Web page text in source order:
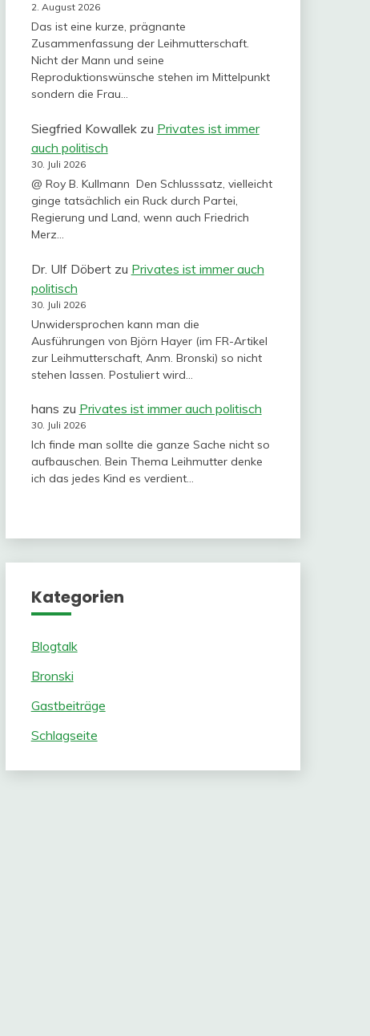
2. August 2026
Das ist eine kurze, prägnante
Zusammenfassung der Leihmutterschaft.
Nicht der Mann und seine
Reproduktionswünsche stehen im Mittelpunkt
sondern die Frau…
Siegfried Kowallekzu Privates ist immer
auch politisch
30. Juli 2026
@ Roy B. Kullmann Den Schlusssatz, vielleicht
ginge tatsächlich ein Ruck durch Partei,
Regierung und Land, wenn auch Friedrich
Merz…
Dr. Ulf Döbertzu Privates ist immer auch
politisch
30. Juli 2026
Unwidersprochen kann man die
Ausführungen von Björn Hayer (im FR-Artikel
zur Leihmutterschaft, Anm. Bronski) so nicht
stehen lassen. Postuliert wird…
hans zu Privates ist immer auch politisch
30. Juli 2026
Ich finde man sollte die ganze Sache nicht so
aufbauschen. Bein Thema Leihmutter denke
ich das jedes Kind es verdient…
Kategorien
Blogtalk
Bronski
Gastbeiträge
Schlagseite